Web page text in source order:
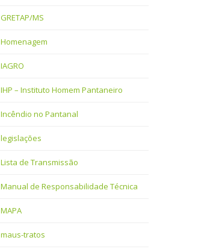
GRETAP/MS
Homenagem
IAGRO
IHP – Instituto Homem Pantaneiro
Incêndio no Pantanal
legislações
Lista de Transmissão
Manual de Responsabilidade Técnica
MAPA
maus-tratos